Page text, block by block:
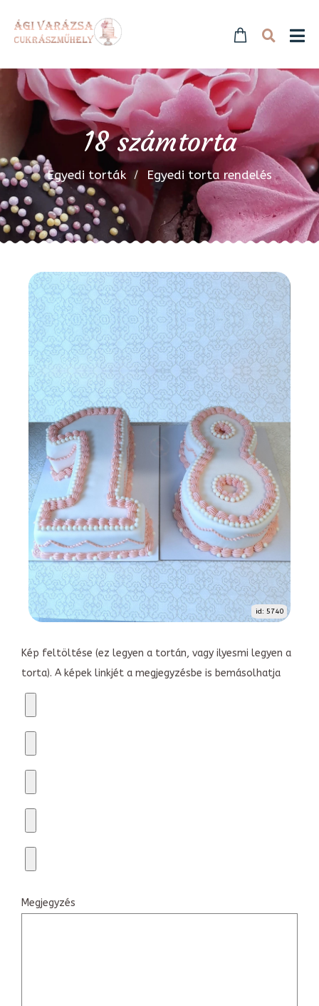
18 számtorta
Egyedi torták Egyedi torta rendelés
id: 5740
Kép feltöltése (ez legyen a tortán, vagy ilyesmi legyen a
torta). A képek linkjét a megjegyzésbe is bemásolhatja
Megjegyzés